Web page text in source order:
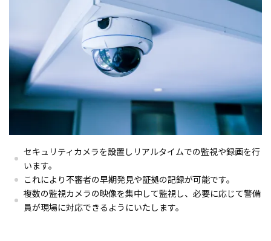
セキュリティカメラを設置しリアルタイムでの監視や録画を行
います。
これにより不審者の早期発見や証拠の記録が可能です。
複数の監視カメラの映像を集中して監視し、必要に応じて警備
員が現場に対応できるようにいたします。